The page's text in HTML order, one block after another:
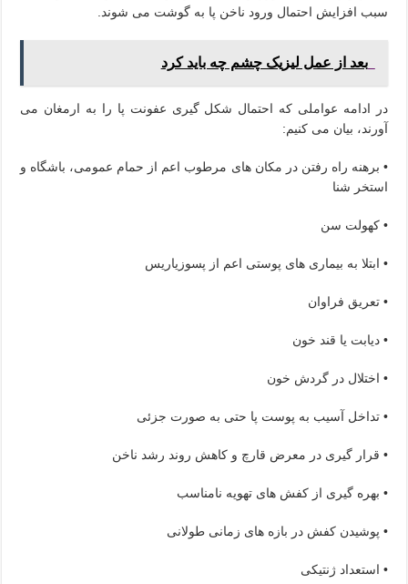
سبب افزایش احتمال ورود ناخن پا به گوشت می شوند.
بعد از عمل لیزیک چشم چه باید کرد
در ادامه عواملی که احتمال شکل گیری عفونت پا را به ارمغان می
آورند، بیان می کنیم:
• برهنه راه رفتن در مکان های مرطوب اعم از حمام عمومی، باشگاه و
استخر شنا
• کهولت سن
• ابتلا به بیماری های پوستی اعم از پسوزیاریس
• تعریق فراوان
• دیابت یا قند خون
• اختلال در گردش خون
• تداخل آسیب به پوست پا حتی به صورت جزئی
• قرار گیری در معرض قارچ و کاهش روند رشد ناخن
• بهره گیری از کفش های تهویه نامناسب
• پوشیدن کفش در بازه های زمانی طولانی
• استعداد ژنتیکی